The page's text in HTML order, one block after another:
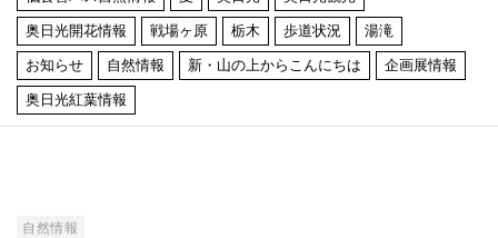
奥日光開花情報 戦場ヶ原 栃木 歩道状況 湯滝
お知らせ 自然情報 新・山の上からこんにちは 企画展情報
奥日光紅葉情報
自然情報